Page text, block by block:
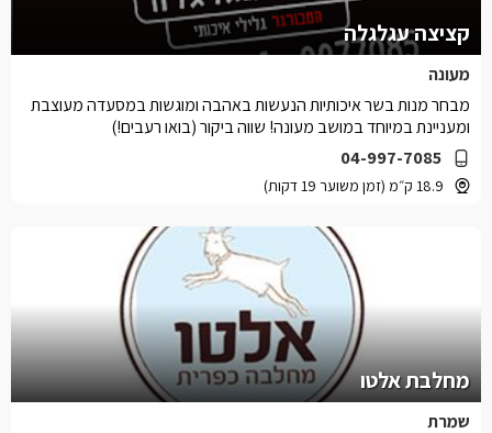
קציצה עגלגלה
מעונה
04-997-7085
18.9 ק״מ (זמן משוער 19 דקות)
מבחר מנות בשר איכותיות הנעשות באהבה ומוגשות במסעדה מעוצבת
ומעניינת במיוחד במושב מעונה! שווה ביקור (בואו רעבים!)
מחלבת אלטו
שמרת